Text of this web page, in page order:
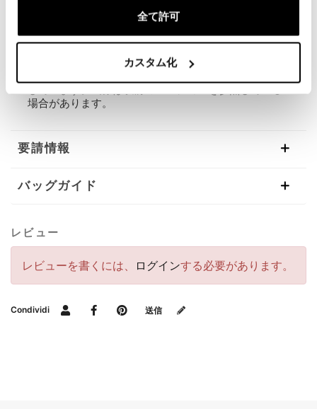
全て許可
カスタム化
注意：この製品は天然ワックス材料で作られており、
絶対的な不浸透性はありません。メンテナンス専用の
製品を使用し、防水アクセサリを内側または外側に挿
場合があります。
要請情報
バッグガイド
レビュー
レビューを書くには、 ログインする必要があります。
Condividi 送信